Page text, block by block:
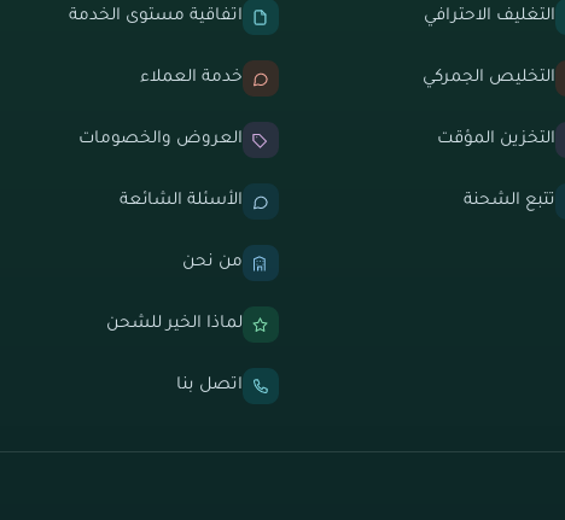
التغليف الاحترافي
التخليص الجمركي
التخزين المؤقت
تتبع الشحنة
اتفاقية مستوى الخدمة
خدمة العملاء
العروض والخصومات
الأسئلة الشائعة
من نحن
لماذا الخير للشحن
اتصل بنا